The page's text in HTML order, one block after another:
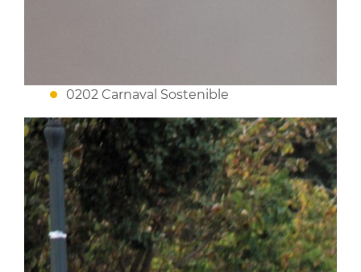
0202 Carnaval Sostenible